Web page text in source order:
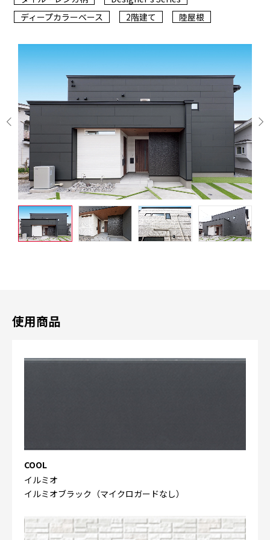
ディープカラーベース
2階建て 陸屋根
使用商品
COOL
イルミオ
イルミオブラック（マイクロガードなし）